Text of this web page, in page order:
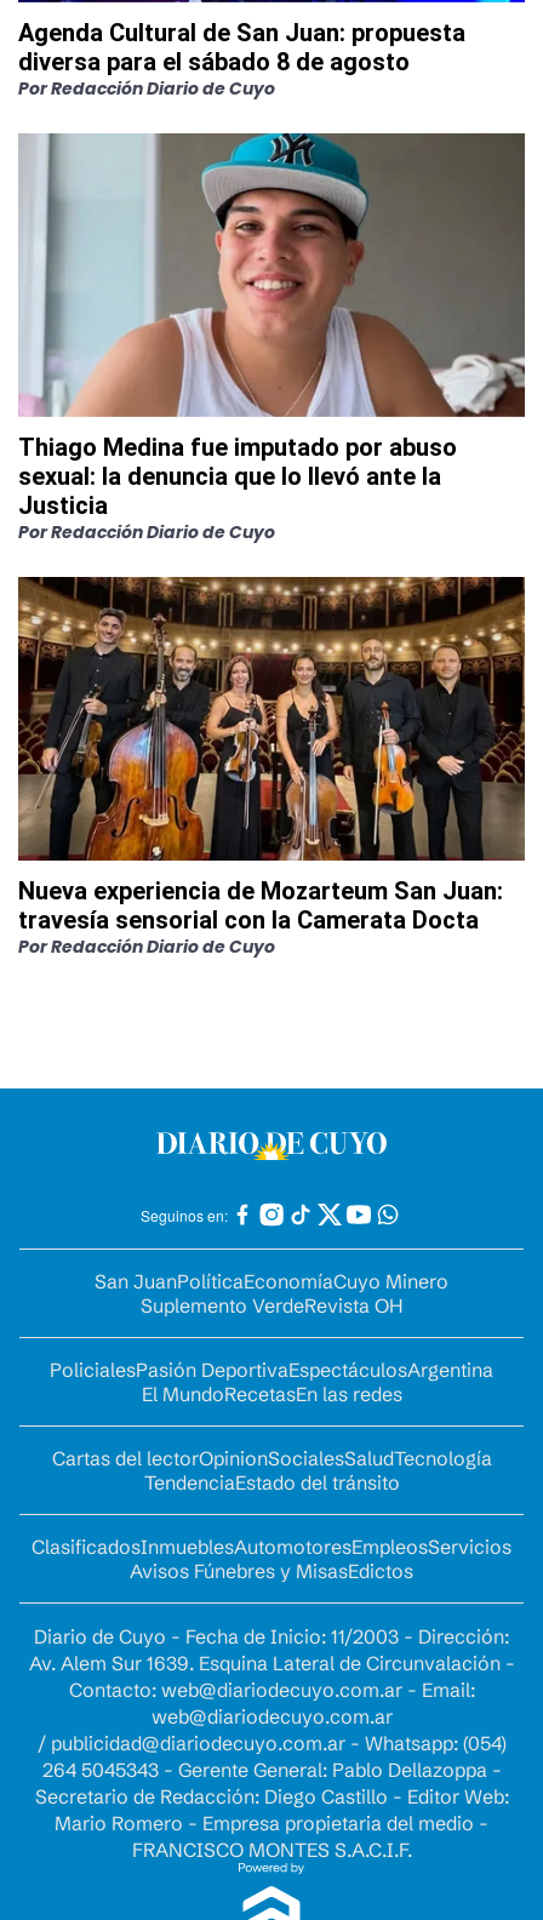
Agenda Cultural de San Juan: propuesta
diversa para el sábado 8 de agosto
PorRedacción Diario de Cuyo
Thiago Medina fue imputado por abuso
sexual: la denuncia que lo llevó ante la
Justicia
PorRedacción Diario de Cuyo
Nueva experiencia de Mozarteum San Juan:
travesía sensorial con la Camerata Docta
PorRedacción Diario de Cuyo
Seguinos en:
San JuanPolíticaEconomíaCuyo Minero
Suplemento VerdeRevista OH
PolicialesPasión DeportivaEspectáculosArgentina
El MundoRecetasEn las redes
Cartas del lectorOpinionSocialesSaludTecnología
TendenciaEstado del tránsito
ClasificadosInmueblesAutomotoresEmpleosServicios
Avisos Fúnebres y MisasEdictos
Diario de Cuyo - Fecha de Inicio: 11/2003 - Dirección:
Av. Alem Sur 1639. Esquina Lateral de Circunvalación -
Contacto: web@diariodecuyo.com.ar- Email:
web@diariodecuyo.com.ar
/ publicidad@diariodecuyo.com.ar- Whatsapp: (054)
264 5045343 - Gerente General: Pablo Dellazoppa -
Secretario de Redacción: Diego Castillo - Editor Web:
Mario Romero - Empresa propietaria del medio -
FRANCISCO MONTES S.A.C.I.F.